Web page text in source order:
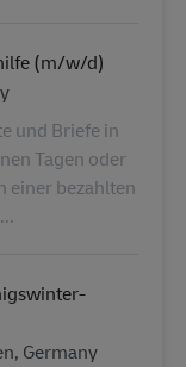
(m/w/d)
und Briefe in
Tagen oder
einer bezahlten
Germany